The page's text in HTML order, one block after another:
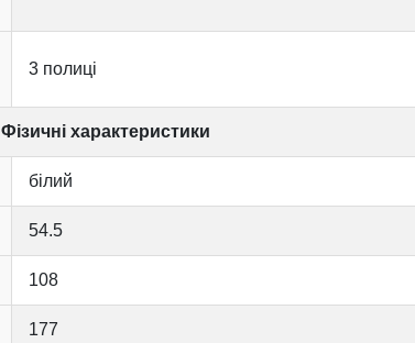
3 полиці
Фізичні характеристики
білий
54.5
108
177